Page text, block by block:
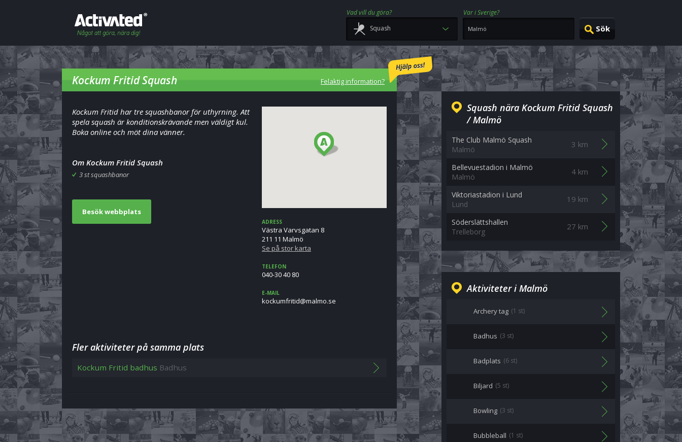
Vad vill du göra?
Var i Sverige?
Squash
Kockum Fritid Squash Felaktig information?
Kockum Fritid har tre squashbanor för uthyrning. Att
spela squash är konditionskrävande men väldigt kul.
Boka online och möt dina vänner.
Om Kockum Fritid Squash
3 st squashbanor
Besök webbplats
ADRESS
Västra Varvsgatan 8
211 11 Malmö
Se på stor karta
TELEFON
040-30 40 80
E-MAIL
es.omlam@ditirfmukcok
Fler aktiviteter på samma plats
Kockum Fritid badhus Badhus
Squash nära Kockum Fritid Squash
/ Malmö
The Club Malmö Squash
Malmö
3 km
Bellevuestadion i Malmö
Malmö
4 km
Viktoriastadion i Lund
Lund
19 km
Söderslättshallen
Trelleborg
27 km
Aktiviteter i Malmö
Archery tag (1 st)
Badhus (3 st)
Badplats (6 st)
Biljard (5 st)
Bowling (3 st)
Bubbleball (1 st)